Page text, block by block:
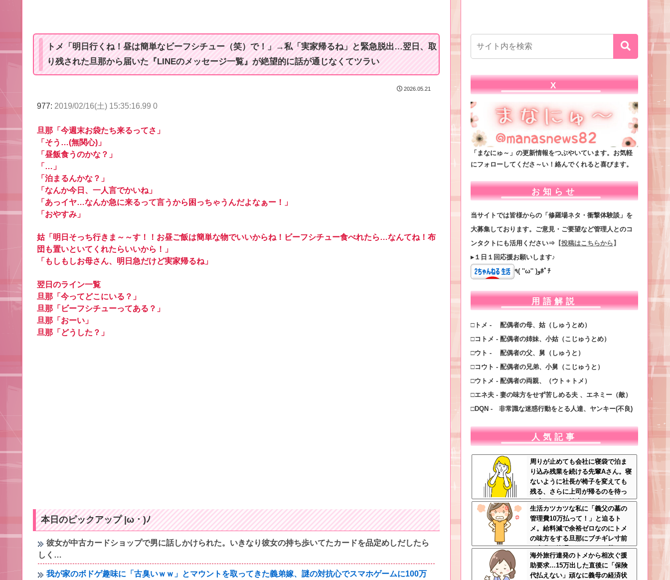
t
トメ「明日行くね！昼は簡単なビーフシチュー（笑）で！」→私「実家帰るね」と緊急脱出…翌日、取
り残された旦那から届いた『LINEのメッセージ一覧』が絶望的に話が通じなくてツラい
2026.05.21
977: 2019/02/16(土) 15:35:16.99 0
旦那「今週末お袋たち来るってさ」
「そう…(無関心)」
「昼飯食うのかな？」
「…」
「泊まるんかな？」
「なんか今日、一人言でかいね」
「あっイヤ…なんか急に来るって言うから困っちゃうんだよなぁー！」
「おやすみ」
姑「明日そっち行きま～～す！！お昼ご飯は簡単な物でいいからね！ビーフシチュー食べれたら…なんてね！布
団も置いといてくれたらいいから！」
「もしもしお母さん、明日急だけど実家帰るね」
翌日のライン一覧
旦那「今ってどこにいる？」
旦那「ビーフシチューってある？」
旦那「おーい」
旦那「どうした？」
本日のピックアップ |ω・)ﾉ
彼女が中古カードショップで男に話しかけられた。いきなり彼女の持ち歩いてたカードを品定めしだしたら
しく…
我が家のボドゲ趣味に「古臭いｗｗ」とマウントを取ってきた義弟嫁、謎の対抗心でスマホゲームに100万
X
「まなにゅ～」の更新情報をつぶやいています。お気軽
にフォローしてくださ～い！絡んでくれると喜びます。
お知らせ
当サイトでは皆様からの「修羅場ネタ・衝撃体験談」を
大募集しております。ご意見・ご要望など管理人とのコ
ンタクトにも活用ください⇒ 【投稿はこちらから 】
▸１日１回応援お願いします♪
٩( ''ω'' )وﾎﾟﾁ
用語解説
□トメ - 配偶者の母、姑（しゅうとめ）
□コトメ - 配偶者の姉妹、小姑（こじゅうとめ）
□ウト - 配偶者の父、舅（しゅうと）
□コウト - 配偶者の兄弟、小舅（こじゅうと）
□ウトメ - 配偶者の両親、（ウト＋トメ）
□エネ夫 - 妻の味方をせず苦しめる夫 、エネミー（敵）
□DQN - 非常識な迷惑行動をとる人達、ヤンキー(不良)
人気記事
周りが止めても会社に寝袋で泊ま
り込み残業を続ける先輩Aさん。寝
ないように社長が椅子を変えても
残る、さらに上司が帰るのを待っ
て戻ってくる始末…そんなある
日、出社すると社内が騒然として
いて・・・
生活カツカツな私に「義父の墓の
管理費10万払って！」と迫るト
メ。給料減で余裕ゼロなのにトメ
の味方をする旦那にブチギレ寸前
←自分で管理できないなら墓じま
いしてくれ
海外旅行連発のトメから相次ぐ援
助要求…15万出した直後に「保険
代払えない」頑なに義母の経済状